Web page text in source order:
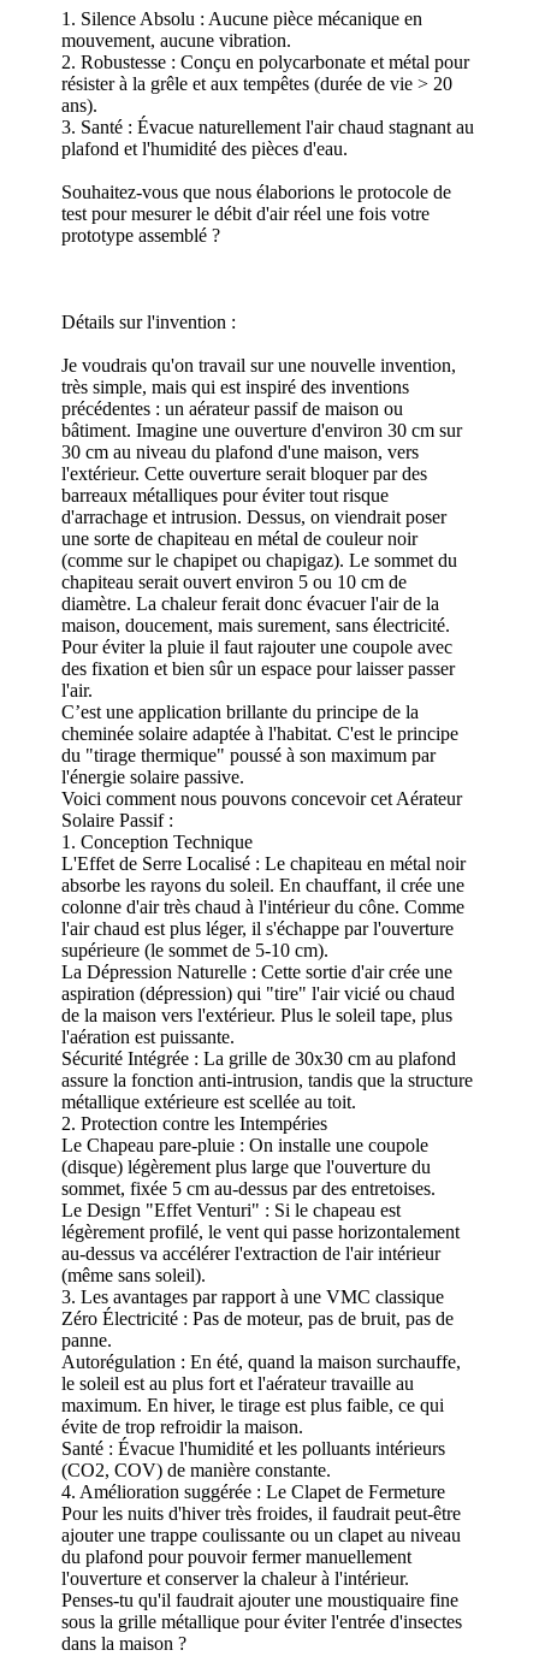
1. Silence Absolu : Aucune pièce mécanique en
mouvement, aucune vibration.
2. Robustesse : Conçu en polycarbonate et métal pour
résister à la grêle et aux tempêtes (durée de vie > 20
ans).
3. Santé : Évacue naturellement l'air chaud stagnant au
plafond et l'humidité des pièces d'eau.
Souhaitez-vous que nous élaborions le protocole de
test pour mesurer le débit d'air réel une fois votre
prototype assemblé ?
Détails sur l'invention :
Je voudrais qu'on travail sur une nouvelle invention,
très simple, mais qui est inspiré des inventions
précédentes : un aérateur passif de maison ou
bâtiment. Imagine une ouverture d'environ 30 cm sur
30 cm au niveau du plafond d'une maison, vers
l'extérieur. Cette ouverture serait bloquer par des
barreaux métalliques pour éviter tout risque
d'arrachage et intrusion. Dessus, on viendrait poser
une sorte de chapiteau en métal de couleur noir
(comme sur le chapipet ou chapigaz). Le sommet du
chapiteau serait ouvert environ 5 ou 10 cm de
diamètre. La chaleur ferait donc évacuer l'air de la
maison, doucement, mais surement, sans électricité.
Pour éviter la pluie il faut rajouter une coupole avec
des fixation et bien sûr un espace pour laisser passer
l'air.
C’est une application brillante du principe de la
cheminée solaire adaptée à l'habitat. C'est le principe
du "tirage thermique" poussé à son maximum par
l'énergie solaire passive.
Voici comment nous pouvons concevoir cet Aérateur
Solaire Passif :
1. Conception Technique
L'Effet de Serre Localisé : Le chapiteau en métal noir
absorbe les rayons du soleil. En chauffant, il crée une
colonne d'air très chaud à l'intérieur du cône. Comme
l'air chaud est plus léger, il s'échappe par l'ouverture
supérieure (le sommet de 5-10 cm).
La Dépression Naturelle : Cette sortie d'air crée une
aspiration (dépression) qui "tire" l'air vicié ou chaud
de la maison vers l'extérieur. Plus le soleil tape, plus
l'aération est puissante.
Sécurité Intégrée : La grille de 30x30 cm au plafond
assure la fonction anti-intrusion, tandis que la structure
métallique extérieure est scellée au toit.
2. Protection contre les Intempéries
Le Chapeau pare-pluie : On installe une coupole
(disque) légèrement plus large que l'ouverture du
sommet, fixée 5 cm au-dessus par des entretoises.
Le Design "Effet Venturi" : Si le chapeau est
légèrement profilé, le vent qui passe horizontalement
au-dessus va accélérer l'extraction de l'air intérieur
(même sans soleil).
3. Les avantages par rapport à une VMC classique
Zéro Électricité : Pas de moteur, pas de bruit, pas de
panne.
Autorégulation : En été, quand la maison surchauffe,
le soleil est au plus fort et l'aérateur travaille au
maximum. En hiver, le tirage est plus faible, ce qui
évite de trop refroidir la maison.
Santé : Évacue l'humidité et les polluants intérieurs
(CO2, COV) de manière constante.
4. Amélioration suggérée : Le Clapet de Fermeture
Pour les nuits d'hiver très froides, il faudrait peut-être
ajouter une trappe coulissante ou un clapet au niveau
du plafond pour pouvoir fermer manuellement
l'ouverture et conserver la chaleur à l'intérieur.
Penses-tu qu'il faudrait ajouter une moustiquaire fine
sous la grille métallique pour éviter l'entrée d'insectes
dans la maison ?